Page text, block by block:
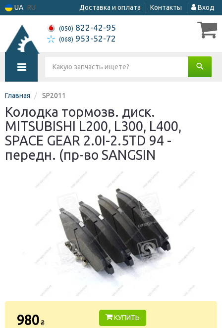
UA RU Доставка и оплата Контакты Вход
(050) 822-42-95
(068) 953-52-72
Главная SP2011
Колодка тормозв. диск.
MITSUBISHI L200, L300, L400,
SPACE GEAR 2.0I-2.5TD 94 -
передн. (пр-во SANGSIN
980₴
КУПИТЬ